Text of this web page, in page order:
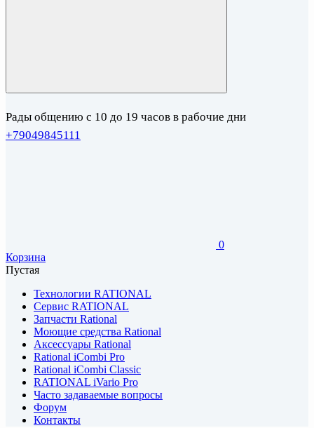
Рады общению с 10 до 19 часов в рабочие дни
+79049845111
0
Корзина
Пустая
Технологии RATIONAL
Сервис RATIONAL
Запчасти Rational
Моющие средства Rational
Аксессуары Rational
Rational iCombi Pro
Rational iCombi Classic
RATIONAL iVario Pro
Часто задаваемые вопросы
Форум
Контакты